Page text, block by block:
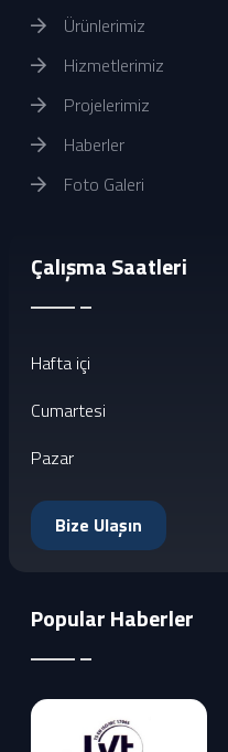
Ürünlerimiz
Hizmetlerimiz
Projelerimiz
Haberler
Foto Galeri
Çalışma Saatleri
Hafta içi
Cumartesi
Pazar
Bize Ulaşın
Popular Haberler